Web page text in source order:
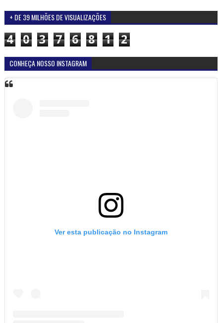
+ DE 39 MILHÕES DE VISUALIZAÇÕES
4 0 3 7 6 8 1 2
CONHEÇA NOSSO INSTAGRAM
Ver esta publicação no Instagram